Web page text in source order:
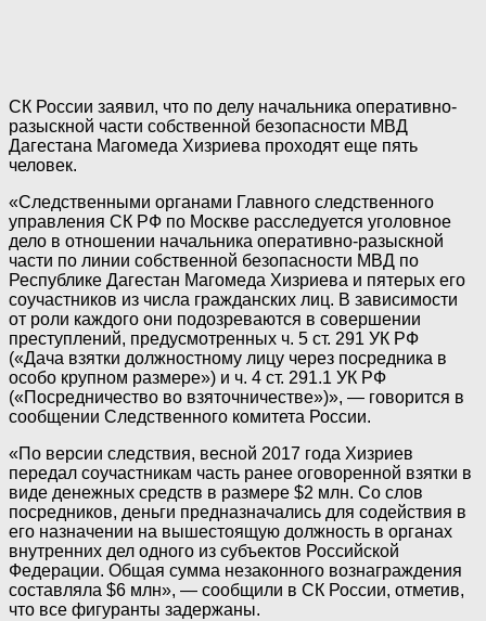
СК России заявил, что по делу начальника оперативно-
разыскной части собственной безопасности МВД
Дагестана Магомеда Хизриева проходят еще пять
человек.
«Следственными органами Главного следственного
управления СК РФ по Москве расследуется уголовное
дело в отношении начальника оперативно-разыскной
части по линии собственной безопасности МВД по
Республике Дагестан Магомеда Хизриева и пятерых его
соучастников из числа гражданских лиц. В зависимости
от роли каждого они подозреваются в совершении
преступлений, предусмотренных ч. 5 ст. 291 УК РФ
(«Дача взятки должностному лицу через посредника в
особо крупном размере») и ч. 4 ст. 291.1 УК РФ
(«Посредничество во взяточничестве»)», — говорится в
сообщении Следственного комитета России.
«По версии следствия, весной 2017 года Хизриев
передал соучастникам часть ранее оговоренной взятки в
виде денежных средств в размере $2 млн. Со слов
посредников, деньги предназначались для содействия в
его назначении на вышестоящую должность в органах
внутренних дел одного из субъектов Российской
Федерации. Общая сумма незаконного вознаграждения
составляла $6 млн», — сообщили в СК России, отметив,
что все фигуранты задержаны.